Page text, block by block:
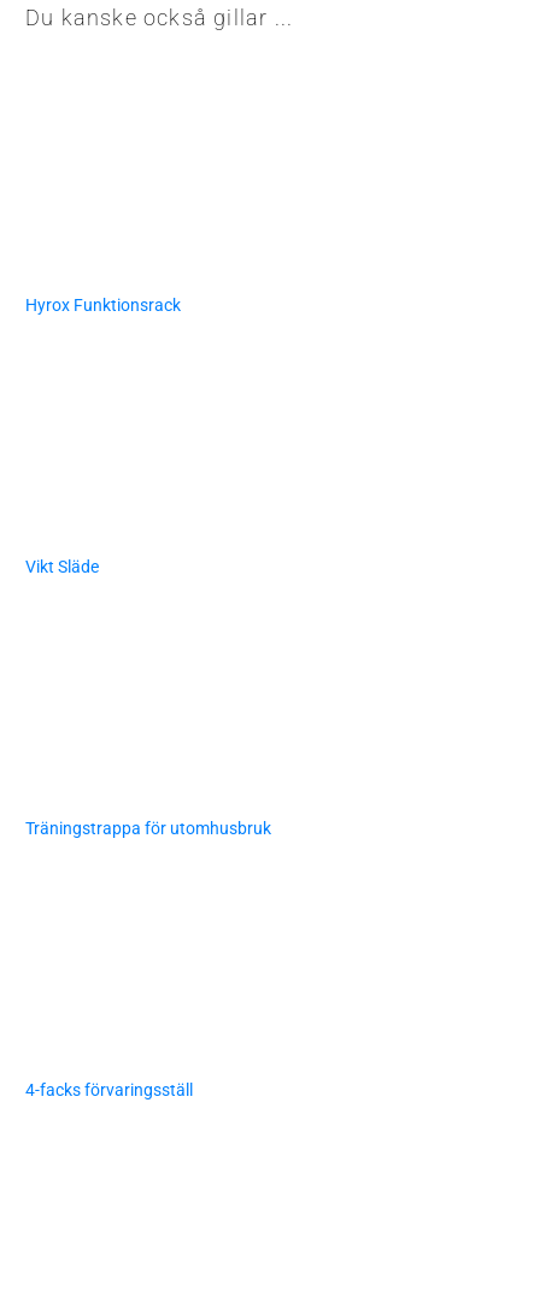
Du kanske också gillar ...
Hyrox Funktionsrack
Vikt Släde
Träningstrappa för utomhusbruk
4-facks förvaringsställ